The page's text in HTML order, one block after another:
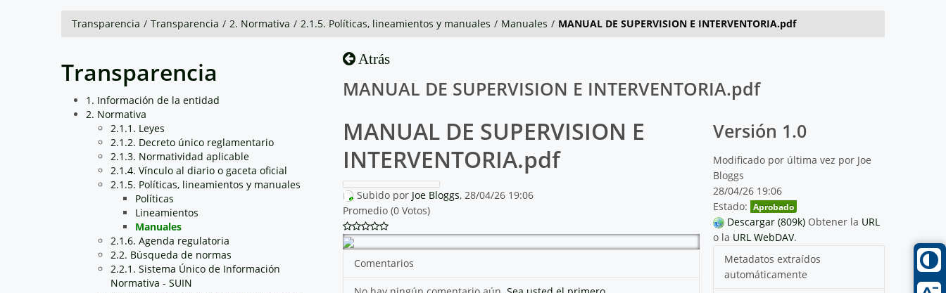
Transparencia / Transparencia / 2. Normativa / 2.1.5. Políticas, lineamientos y manuales / Manuales / MANUAL DE SUPERVISION E INTERVENTORIA.pdf
Transparencia
1. Información de la entidad
2. Normativa
2.1.1. Leyes
2.1.2. Decreto único reglamentario
2.1.3. Normatividad aplicable
2.1.4. Vínculo al diario o gaceta oficial
2.1.5. Políticas, lineamientos y manuales
Políticas
Lineamientos
Manuales
2.1.6. Agenda regulatoria
2.2. Búsqueda de normas
2.2.1. Sistema Único de Información
Normativa - SUIN
Atrás
MANUAL DE SUPERVISION E INTERVENTORIA.pdf
MANUAL DE SUPERVISION E
INTERVENTORIA.pdf
Subido por Joe Bloggs, 28/04/26 19:06
Promedio (0 Votos)
Comentarios
Versión 1.0
Modificado por última vez por Joe
Bloggs
28/04/26 19:06
Estado: Aprobado
Descargar (809k) Obtener la URL
o la URL WebDAV.
Metadatos extraídos
automáticamente